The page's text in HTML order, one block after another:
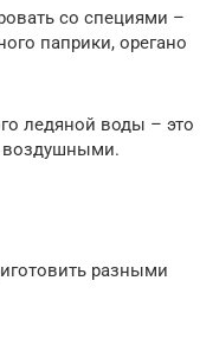
со специями –
паприки, орегано
ледяной воды – это
воздушными.
разными